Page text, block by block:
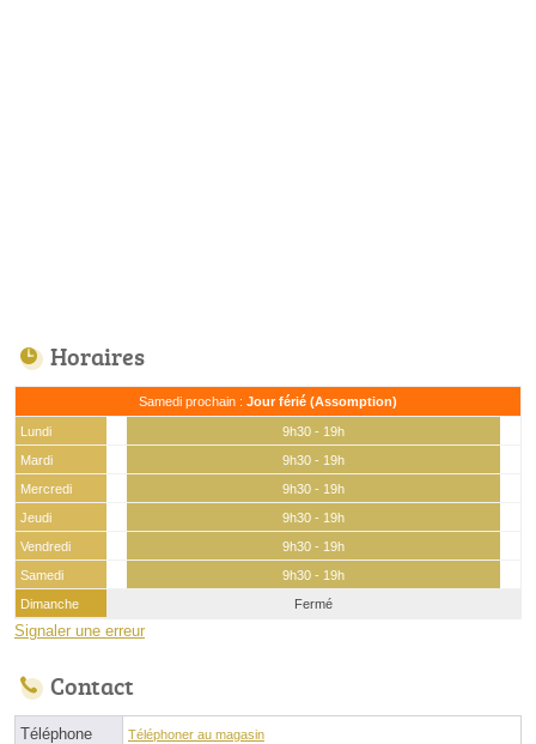
Horaires
Samedi prochain : Jour férié (Assomption)
Lundi
9h30 - 19h
Mardi
9h30 - 19h
Mercredi
9h30 - 19h
Jeudi
9h30 - 19h
Vendredi
9h30 - 19h
Samedi
9h30 - 19h
Dimanche
Fermé
Signaler une erreur
Contact
Téléphone Téléphoner au magasin